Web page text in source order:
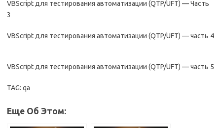
VBScript для тестирования автоматизации (QTP/UFT) — Часть
3
VBScript для тестирования автоматизации (QTP/UFT) — часть 4
VBScript для тестирования автоматизации (QTP/UFT) — часть 5
TAG: qa
Еще Об Этом: